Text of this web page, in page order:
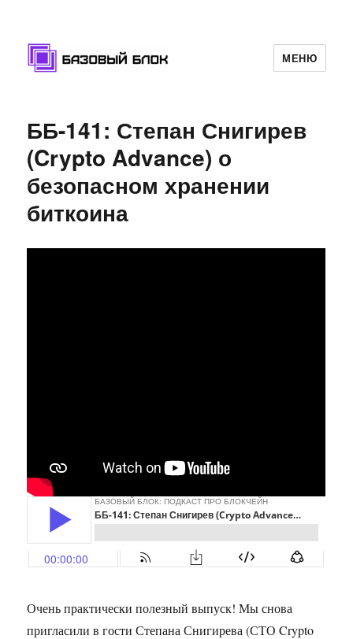
МЕНЮ
ББ-141: Степан Снигирев
(Crypto Advance) о
безопасном хранении
биткоина
Очень практически полезный выпуск! Мы снова
пригласили в гости Степана Снигирева (СТО Crypto